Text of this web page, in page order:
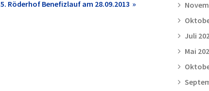
5. Röderhof Benefizlauf am 28.09.2013
Juli
Mai